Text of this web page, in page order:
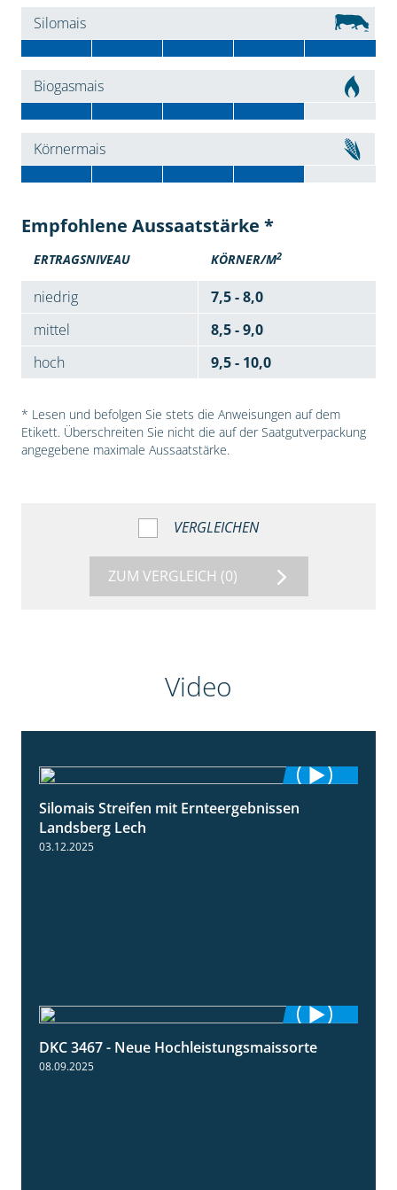
Silomais
Biogasmais
Körnermais
Empfohlene Aussaatstärke *
ERTRAGSNIVEAU KÖRNER/M2
niedrig
7,5 - 8,0
mittel
8,5 - 9,0
hoch
9,5 - 10,0
* Lesen und befolgen Sie stets die Anweisungen auf dem
Etikett. Überschreiten Sie nicht die auf der Saatgutverpackung
angegebene maximale Aussaatstärke.
VERGLEICHEN
ZUM VERGLEICH (0)
Video
11:01
Silomais Streifen mit Ernteergebnissen
Landsberg Lech
03.12.2025
1:21
DKC 3467 - Neue Hochleistungsmaissorte
08.09.2025